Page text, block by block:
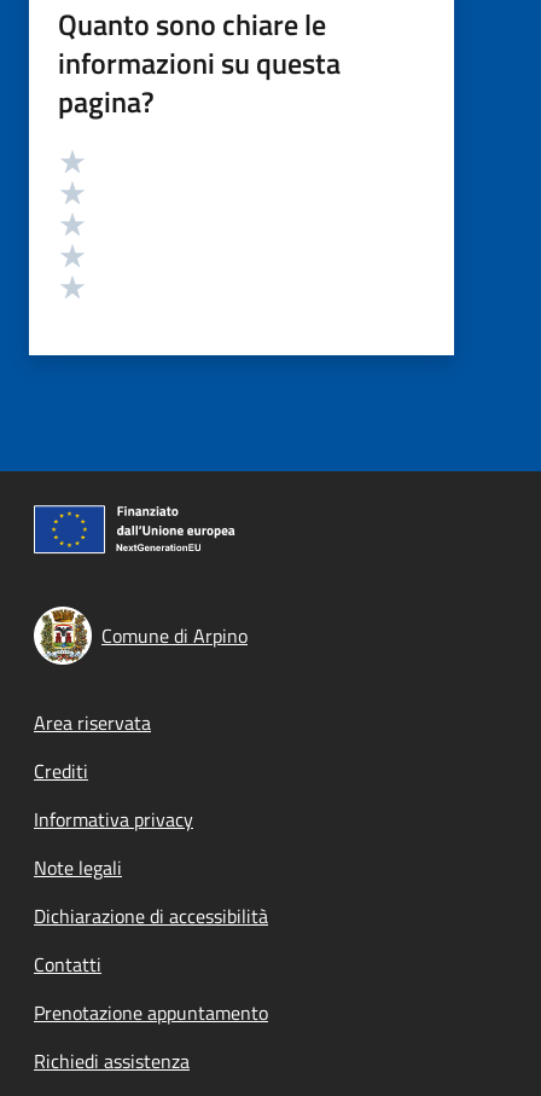
Quanto sono chiare le
informazioni su questa
pagina?
Valutazione
Comune di Arpino
Footer menu
Area riservata
Crediti
Informativa privacy
Note legali
Dichiarazione di accessibilità
Contatti
Prenotazione appuntamento
Richiedi assistenza